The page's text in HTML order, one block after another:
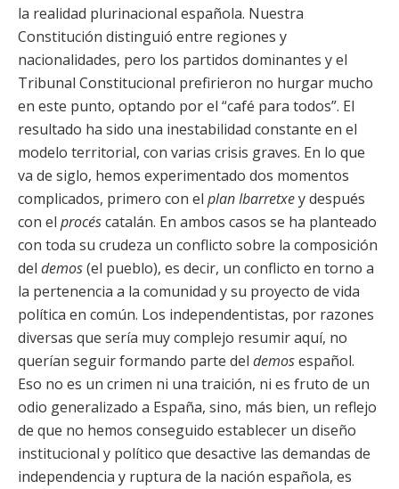
la realidad plurinacional española. Nuestra
Constitución distinguió entre regiones y
nacionalidades, pero los partidos dominantes y el
Tribunal Constitucional prefirieron no hurgar mucho
en este punto, optando por el “café para todos”. El
resultado ha sido una inestabilidad constante en el
modelo territorial, con varias crisis graves. En lo que
va de siglo, hemos experimentado dos momentos
complicados, primero con el plan Ibarretxey después
con el procéscatalán. En ambos casos se ha planteado
con toda su crudeza un conflicto sobre la composición
del demos(el pueblo), es decir, un conflicto en torno a
la pertenencia a la comunidad y su proyecto de vida
política en común. Los independentistas, por razones
diversas que sería muy complejo resumir aquí, no
querían seguir formando parte del demosespañol.
Eso no es un crimen ni una traición, ni es fruto de un
odio generalizado a España, sino, más bien, un reflejo
de que no hemos conseguido establecer un diseño
institucional y político que desactive las demandas de
independencia y ruptura de la nación española, es